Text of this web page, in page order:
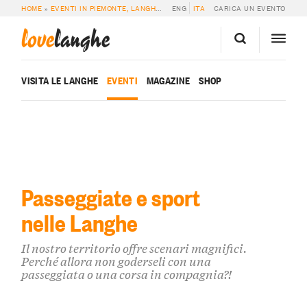
HOME » EVENTI IN PIEMONTE, LANGHE E ROERO »EVENTI SPORTIVI &
ENG ITA CARICA UN EVENTO
lovelanghe
VISITA LE LANGHE EVENTI MAGAZINE SHOP
Passeggiate e sport
nelle Langhe
Il nostro territorio offre scenari magnifici.
Perché allora non goderseli con una
passeggiata o una corsa in compagnia?!